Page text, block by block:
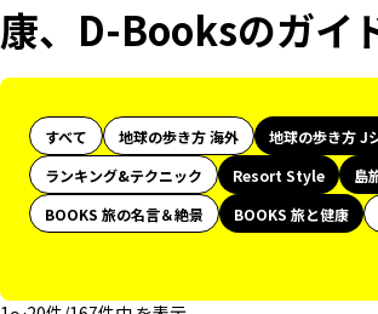
康、D-Booksのガイ
すべて 地球の歩き方 海外 地球の歩き方 J
ランキング&テクニック
Resort Style 島
BOOKS 旅の名言＆絶景
BOOKS 旅と健康